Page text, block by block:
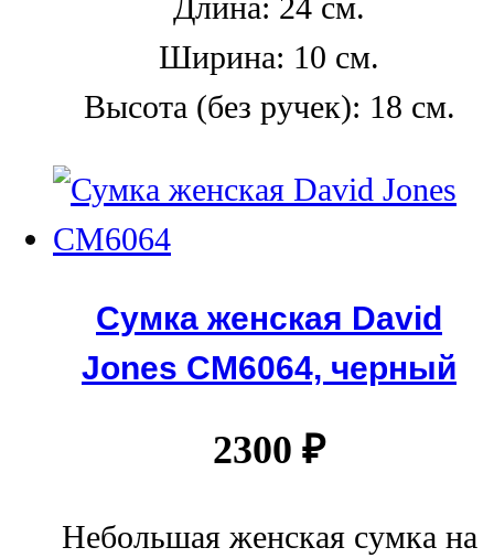
Длина: 24 см.
Ширина: 10 см.
Высота (без ручек): 18 см.
Сумка женская David
Jones СМ6064, черный
2300 ₽
Небольшая женская сумка на